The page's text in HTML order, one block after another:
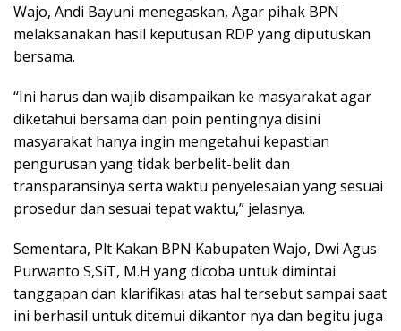
Wajo, Andi Bayuni menegaskan, Agar pihak BPN
melaksanakan hasil keputusan RDP yang diputuskan
bersama.
“Ini harus dan wajib disampaikan ke masyarakat agar
diketahui bersama dan poin pentingnya disini
masyarakat hanya ingin mengetahui kepastian
pengurusan yang tidak berbelit-belit dan
transparansinya serta waktu penyelesaian yang sesuai
prosedur dan sesuai tepat waktu,” jelasnya.
Sementara, Plt Kakan BPN Kabupaten Wajo, Dwi Agus
Purwanto S,SiT, M.H yang dicoba untuk dimintai
tanggapan dan klarifikasi atas hal tersebut sampai saat
ini berhasil untuk ditemui dikantor nya dan begitu juga